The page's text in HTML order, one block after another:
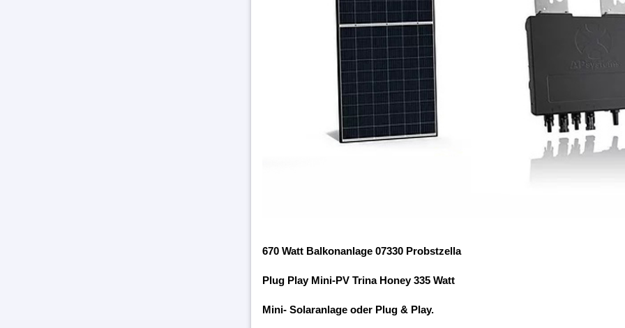
670 Watt Balkonanlage 07330 Probstzella
Plug Play Mini-PV Trina Honey 335 Watt
Mini- Solaranlage oder Plug & Play.